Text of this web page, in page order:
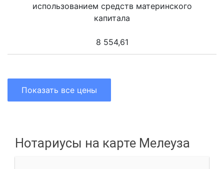
использованием средств материнского
капитала
8 554,61
Показать все цены
Нотариусы на карте Мелеуза